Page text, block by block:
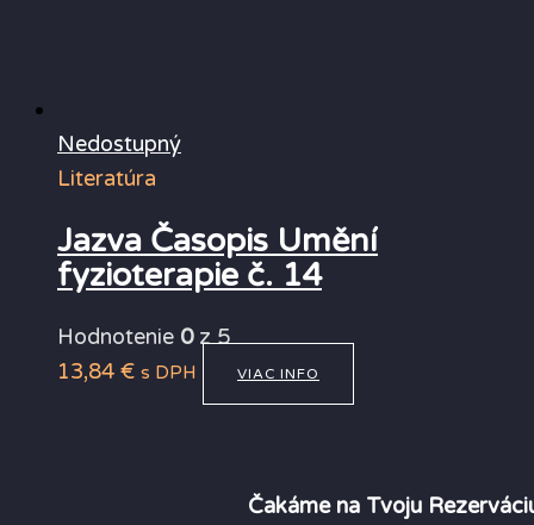
Nedostupný
Literatúra
Jazva Časopis Umění
fyzioterapie č. 14
Hodnotenie 0z 5
13,84 € s DPH VIAC INFO
Čakáme na Tvoju